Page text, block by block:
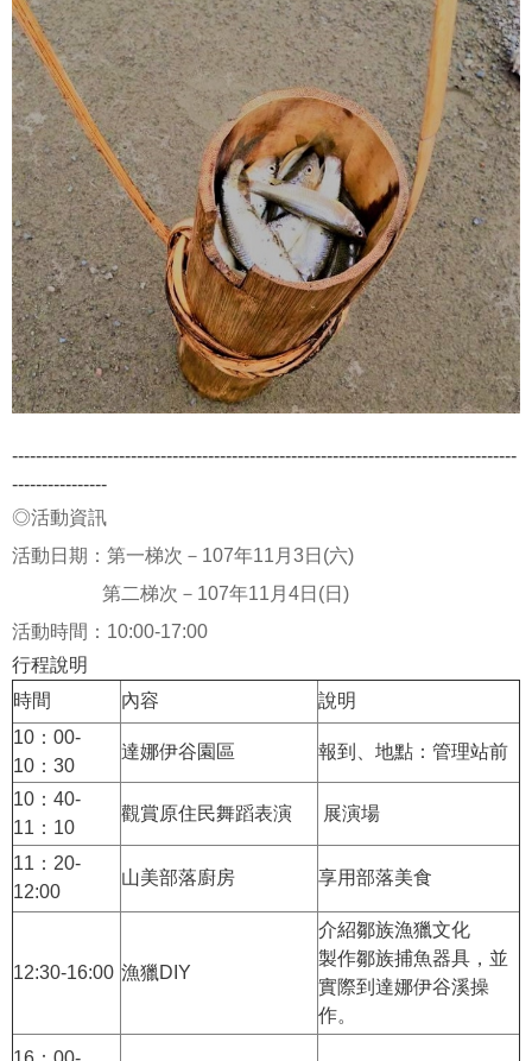
-------------------------------------------------------------------------------------
----------------
◎活動資訊
活動日期：第一梯次－107年11月3日(六)
第二梯次－107年11月4日(日)
活動時間：10:00-17:00
行程說明
時間
內容
說明
10：00-
10：30
達娜伊谷園區 報到、地點：管理站前
10：40-
11：10
觀賞原住民舞蹈表演 展演場
11：20-
12:00
山美部落廚房 享用部落美食
12:30-16:00 漁獵DIY
介紹鄒族漁獵文化
製作鄒族捕魚器具，並
實際到達娜伊谷溪操
作。